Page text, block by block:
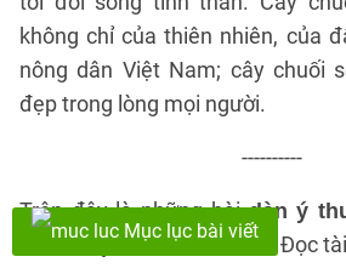
không chỉ của thiên nhiên, của
nông dân Việt Nam; cây chuối
đẹp trong lòng mọi người.
----------
Trên đây là những bàidàn ý
chuối lớp 9chọn lọc được Đọc
Mục lục bài viết